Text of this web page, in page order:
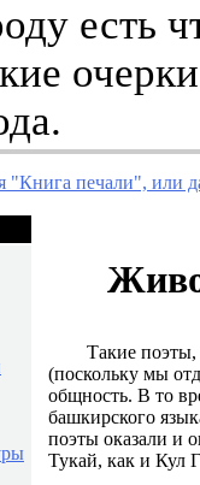
есть
"Книга печали", или
Такие поэты,
(поскольку мы
общность. В то
башкирского
поэты оказали и
Тукай, как и Кул